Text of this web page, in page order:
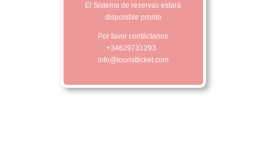
El Sistema de reservas estará
disponible pronto
Por favor contáctanos
+34629731293
info@touristticket.com